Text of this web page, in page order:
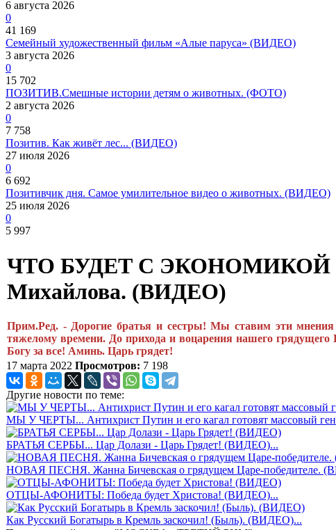
6 августа 2026
0
41 169
Семейный художественный фильм «Алые паруса» (ВИДЕО)
3 августа 2026
0
15 702
ПОЗИТИВ.Смешные истории детям о животных. (ФОТО)
2 августа 2026
0
7 758
Позитив. Как живёт лес... (ВИДЕО)
27 июля 2026
0
6 692
Позитивчик дня. Самое умилительное видео о животных. (ВИДЕО)
25 июля 2026
0
5 997
ЧТО БУДЕТ С ЭКОНОМИКОЙ
Михайлова. (ВИДЕО)
Прим.Ред. - Дорогие братья и сестры! Мы ставим эти мнения
тяжелому времени. До прихода и воцарения нашего
Богу за все! Аминь. Царь грядет!
17 марта 2022 Просмотров: 7 198
Другие новости по теме:
МЫ У ЧЕРТЫ... Антихрист Путин и его кагал готовят массовый
БРАТЬЯ СЕРБЫ... Цар Долази - Царь Грядет! (ВИДЕО)...
НОВАЯ ПЕСНЯ. Жанна Бичевская о грядущем Царе-победителе.
ОТЦЫ-АФОНИТЫ: Победа будет Христова! (ВИДЕО)...
Как Русский Богатырь в Кремль заскочил! (Быль). (ВИДЕО)...